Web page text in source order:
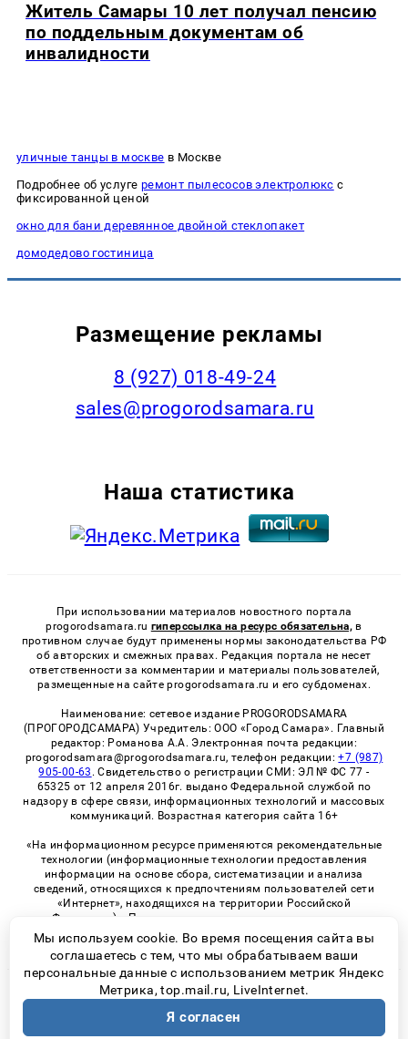
Житель Самары 10 лет получал пенсию
по поддельным документам об
инвалидности
уличные танцы в москве в Москве
Подробнее об услуге ремонт пылесосов электролюкс с
фиксированной ценой
окно для бани деревянное двойной стеклопакет
домодедово гостиница
Размещение рекламы
8 (927) 018-49-24
sales@progorodsamara.ru
Наша статистика
При использовании материалов новостного портала
progorodsamara.ru гиперссылка на ресурс обязательна, в
противном случае будут применены нормы законодательства РФ
об авторских и смежных правах. Редакция портала не несет
ответственности за комментарии и материалы пользователей,
размещенные на сайте progorodsamara.ru и его субдоменах.
Наименование: сетевое издание PROGORODSAMARA
(ПРОГОРОДСАМАРА) Учредитель: ООО «Город Самара». Главный
редактор: Романова А.А. Электронная почта редакции:
progorodsamara@progorodsamara.ru, телефон редакции:+7 (987)
905-00-63 . Свидетельство о регистрации СМИ: ЭЛ № ФС 77 -
65325 от 12 апреля 2016г. выдано Федеральной службой по
надзору в сфере связи, информационных технологий и массовых
коммуникаций. Возрастная категория сайта 16+
«На информационном ресурсе применяются рекомендательные
технологии (информационные технологии предоставления
информации на основе сбора, систематизации и анализа
сведений, относящихся к предпочтениям пользователей сети
«Интернет», находящихся на территории Российской
Федерации)». Правила применения рекомендательных
технологий в виджетах рекламно-обменной сети
«СМИ2» (PDF)
© 2026 «ProGorodSamara» | Все права защищены
Возрастная категория сайта 16+
Мы используем cookie. Во время посещения сайта вы
соглашаетесь с тем, что мы обрабатываем ваши
персональные данные с использованием метрик Яндекс
Метрика, top.mail.ru, LiveInternet.
Я согласен